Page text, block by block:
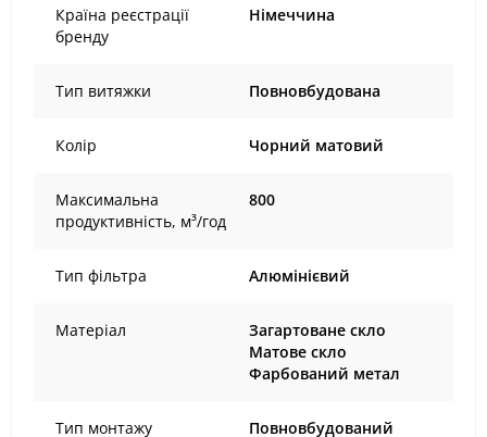
Країна реєстрації
бренду
Німеччина
Тип витяжки Повновбудована
Колір Чорний матовий
Максимальна
продуктивність, м³/год
800
Тип фільтра Алюмінієвий
Матеріал
Загартоване скло
Матове скло
Фарбований метал
Тип монтажу Повновбудований